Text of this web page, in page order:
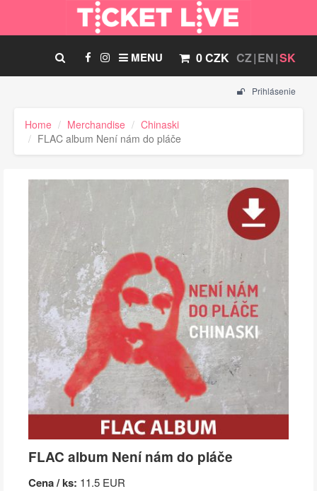
CZ EN SK
0 CZK
MENU
Prihlásenie
Home Merchandise
Chinaski
FLAC album Není nám do pláče
FLAC album Není nám do pláče
Cena / ks: 11.5 EUR